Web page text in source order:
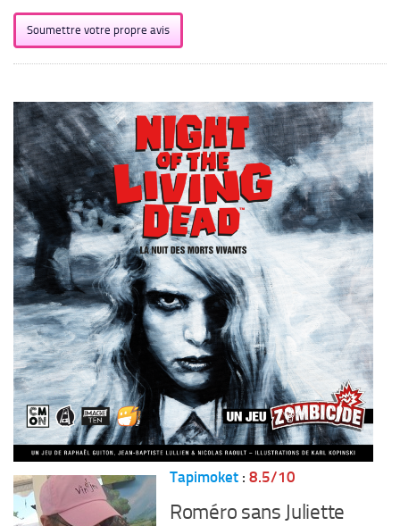
Soumettre votre propre avis
Tapimoket : 8.5/10
Roméro sans Juliette